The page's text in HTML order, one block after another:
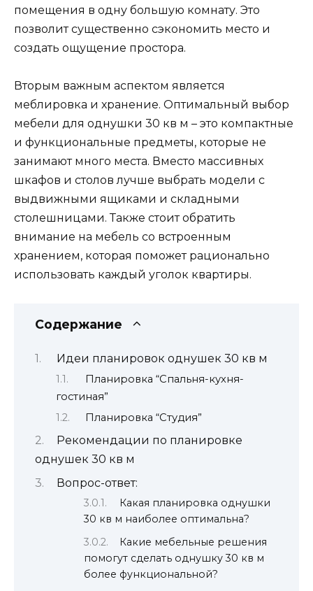
помещения в одну большую комнату. Это
позволит существенно сэкономить место и
создать ощущение простора.
Вторым важным аспектом является
меблировка и хранение. Оптимальный выбор
мебели для однушки 30 кв м – это компактные
и функциональные предметы, которые не
занимают много места. Вместо массивных
шкафов и столов лучше выбрать модели с
выдвижными ящиками и складными
столешницами. Также стоит обратить
внимание на мебель со встроенным
хранением, которая поможет рационально
использовать каждый уголок квартиры.
Содержание
Идеи планировок однушек 30 кв м
Планировка “Спальня-кухня-
гостиная”
Планировка “Студия”
Рекомендации по планировке
однушек 30 кв м
Вопрос-ответ:
Какая планировка однушки
30 кв м наиболее оптимальна?
Какие мебельные решения
помогут сделать однушку 30 кв м
более функциональной?